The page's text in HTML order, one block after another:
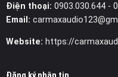
Điện thoại: 0903.030.644-
Email:
Website: https://